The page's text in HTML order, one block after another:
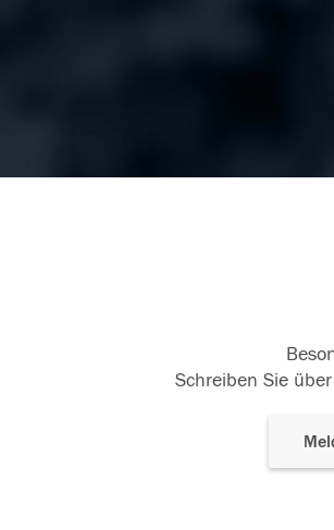
Schreiben Sie